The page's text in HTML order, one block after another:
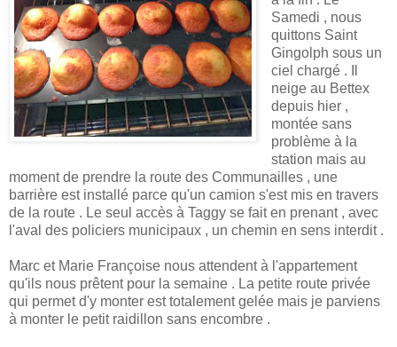
Samedi , nous
quittons Saint
Gingolph sous un
ciel chargé . Il
neige au Bettex
depuis hier ,
montée sans
problème à la
station mais au
moment de prendre la route des Communailles , une
barrière est installé parce qu'un camion s'est mis en travers
de la route . Le seul accès à Taggy se fait en prenant , avec
l'aval des policiers municipaux , un chemin en sens interdit .
Marc et Marie Françoise nous attendent à l'appartement
qu'ils nous prêtent pour la semaine . La petite route privée
qui permet d'y monter est totalement gelée mais je parviens
à monter le petit raidillon sans encombre .